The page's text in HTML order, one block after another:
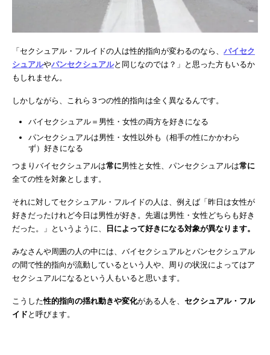
「セクシュアル・フルイドの人は性的指向が変わるのなら、 バイセク
シュアルやパンセクシュアルと同じなのでは？」と思った方もいるか
もしれません。
しかしながら、これら３つの性的指向は全く異なるんです。
バイセクシュアル＝男性・女性の両方を好きになる
パンセクシュアルは男性・女性以外も（相手の性にかかわら
ず）好きになる
つまりバイセクシュアルは常に男性と女性、パンセクシュアルは常に
全ての性を対象とします。
それに対してセクシュアル・フルイドの人は、例えば「昨日は女性が
好きだったけれど今日は男性が好き。先週は男性・女性どちらも好き
だった。」というように、
日によって好きになる対象が異なります。
みなさんや周囲の人の中には、バイセクシュアルとパンセクシュアル
の間で性的指向が流動しているという人や、周りの状況によってはア
セクシュアルになるという人もいると思います。
こうした性的指向の揺れ動きや変化がある人を、 セクシュアル・フル
イドと呼びます。